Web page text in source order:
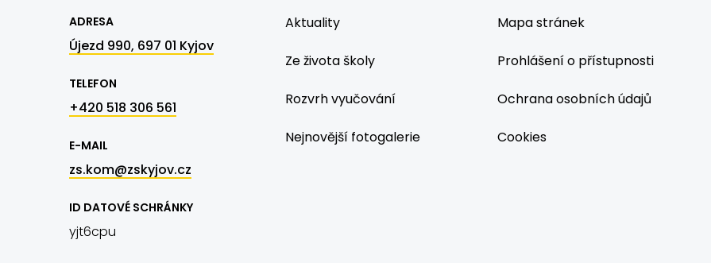
ADRESA
Újezd 990, 697 01 Kyjov
TELEFON
+420 518 306 561
E-MAIL
zs.kom@zskyjov.cz
ID DATOVÉ SCHRÁNKY
yjt6cpu
Aktuality
Ze života školy
Rozvrh vyučování
Nejnovější fotogalerie
Mapa stránek
Prohlášení o přístupnosti
Ochrana osobních údajů
Cookies